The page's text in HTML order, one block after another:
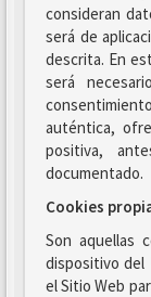
consideran
será de
descrita. En
será
auténtica,
positiva,
documentado.
Cookies
Son aquellas
dispositivo del
el Sitio Web